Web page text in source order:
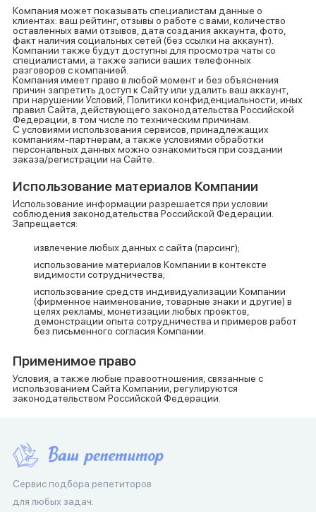
Компания может показывать специалистам данные о
клиентах: ваш рейтинг, отзывы о работе с вами, количество
оставленных вами отзывов, дата создания аккаунта, фото,
факт наличия социальных сетей (без ссылки на аккаунт).
Компании также будут доступны для просмотра чаты со
специалистами, а также записи ваших телефонных
разговоров с компанией.
Компания имеет право в любой момент и без объяснения
причин запретить доступ к Сайту или удалить ваш аккаунт,
при нарушении Условий, Политики конфиденциальности, иных
правил Сайта, действующего законодательства Российской
Федерации, в том числе по техническим причинам.
С условиями использования сервисов, принадлежащих
компаниям-партнерам, а также условиями обработки
персональных данных можно ознакомиться при создании
заказа/регистрации на Сайте.
Использование материалов Компании
Использование информации разрешается при условии
соблюдения законодательства Российской Федерации.
Запрещается:
извлечение любых данных с сайта (парсинг);
использование материалов Компании в контексте
видимости сотрудничества;
использование средств индивидуализации Компании
(фирменное наименование, товарные знаки и другие) в
целях рекламы, монетизации любых проектов,
демонстрации опыта сотрудничества и примеров работ
без письменного согласия Компании.
Применимое право
Условия, а также любые правоотношения, связанные с
использованием Сайта Компании, регулируются
законодательством Российской Федерации.
Сервис подбора репетиторов
для любых задач.